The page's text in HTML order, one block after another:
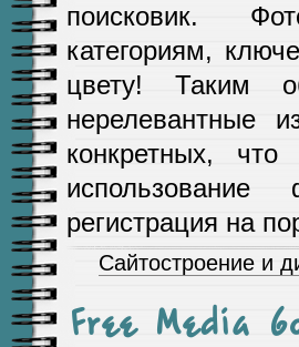
поисковик.
категориям,
цвету! Таким
нерелевантные
конкретных,
регистрация на
Сайтостроение и
Free Media